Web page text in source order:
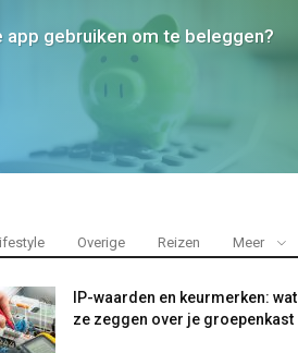
app gebruiken om te beleggen?
Overige Reizen Meer
IP-waarden en keurmerken: wat
ze zeggen over je groepenkast